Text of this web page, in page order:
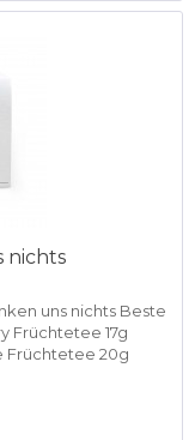
nichts
uns nichts Beste
Früchtetee 17g
Früchtetee 20g